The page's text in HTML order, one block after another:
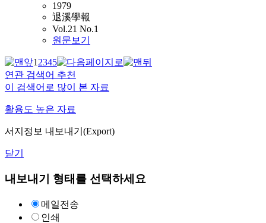
1979
退溪學報
Vol.21 No.1
원문보기
12345
연관 검색어 추천
이 검색어로 많이 본 자료
활용도 높은 자료
서지정보 내보내기(Export)
닫기
내보내기 형태를 선택하세요
메일전송
인쇄